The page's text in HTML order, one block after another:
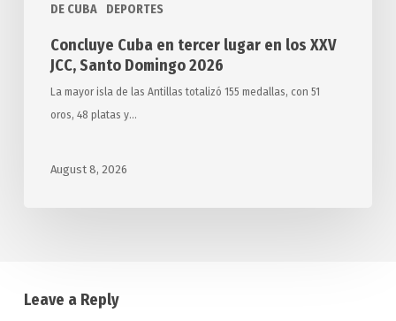
DE CUBA DEPORTES
Concluye Cuba en tercer lugar en los XXV
JCC, Santo Domingo 2026
La mayor isla de las Antillas totalizó 155 medallas, con 51
oros, 48 platas y…
August 8, 2026
Leave a Reply